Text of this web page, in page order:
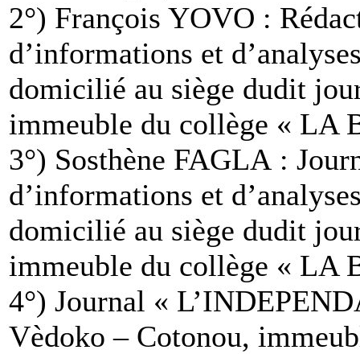
2°) François YOVO :
d’informations et
domicilié au siège dudit
immeuble du collège « LA
3°) Sosthène FAGLA :
d’informations et
domicilié au siège dudit
immeuble du collège « LA
4°) Journal «
Vèdoko – Cotonou,